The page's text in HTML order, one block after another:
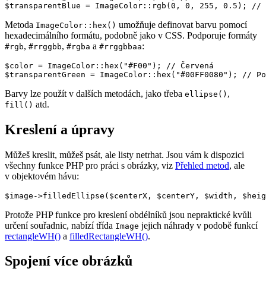
Metoda ImageColor::hex() umožňuje definovat barvu pomocí
hexadecimálního formátu, podobně jako v CSS. Podporuje formáty
#rgb, #rrggbb, #rgba a #rrggbbaa:
$color = ImageColor::hex("#F00"); // Červená
Barvy lze použít v dalších metodách, jako třeba ellipse() ,
fill() atd.
Kreslení a úpravy
Můžeš kreslit, můžeš psát, ale listy netrhat. Jsou vám k dispozici
všechny funkce PHP pro práci s obrázky, viz Přehled metod, ale
v objektovém hávu:
Protože PHP funkce pro kreslení obdélníků jsou nepraktické kvůli
určení souřadnic, nabízí třída Image jejich náhrady v podobě funkcí
rectangleWH() a filledRectangleWH().
Spojení více obrázků